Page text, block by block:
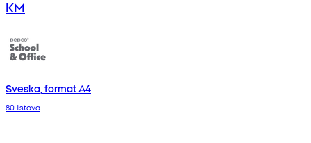
KM
Sveska, format A4
80 listova